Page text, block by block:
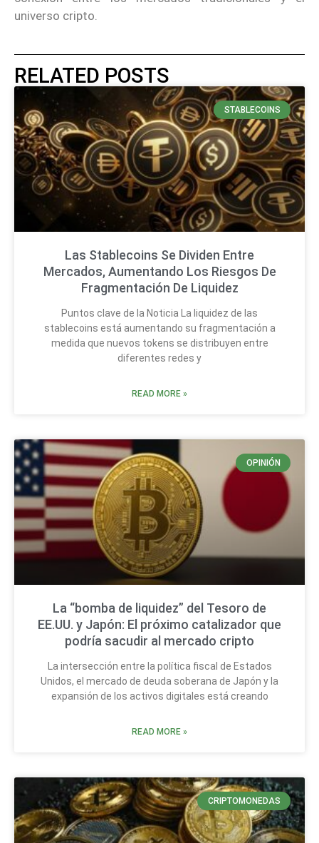
universo cripto.
RELATED POSTS
STABLECOINS
Las Stablecoins Se Dividen Entre
Mercados, Aumentando Los Riesgos De
Fragmentación De Liquidez
Puntos clave de la Noticia La liquidez de las
stablecoins está aumentando su fragmentación a
medida que nuevos tokens se distribuyen entre
diferentes redes y
READ MORE »
OPINIÓN
La “bomba de liquidez” del Tesoro de
EE.UU. y Japón: El próximo catalizador que
podría sacudir al mercado cripto
La intersección entre la política fiscal de Estados
Unidos, el mercado de deuda soberana de Japón y la
expansión de los activos digitales está creando
READ MORE »
CRIPTOMONEDAS